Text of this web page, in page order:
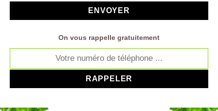
On vous rappelle gratuitement